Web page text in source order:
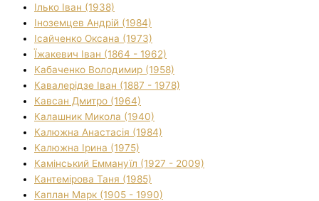
Ілько Іван (1938)
Іноземцев Андрій (1984)
Ісайченко Оксана (1973)
Їжакевич Іван (1864 - 1962)
Кабаченко Володимир (1958)
Кавалерідзе Іван (1887 - 1978)
Кавсан Дмитро (1964)
Калашник Микола (1940)
Калюжна Анастасія (1984)
Калюжна Ірина (1975)
Камінський Еммануїл (1927 - 2009)
Кантемірова Таня (1985)
Каплан Марк (1905 - 1990)